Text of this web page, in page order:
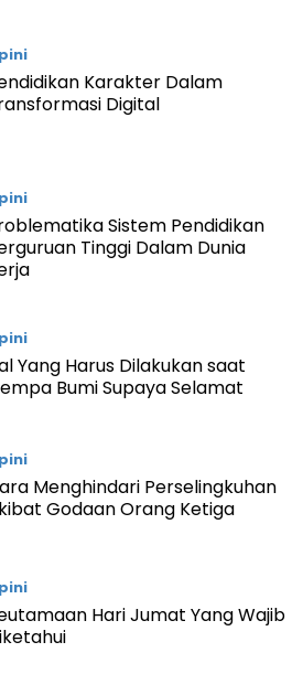
Karakter Dalam
Digital
Sistem Pendidikan
Tinggi Dalam Dunia
Yang Harus Dilakukan saat
Bumi Supaya Selamat
Menghindari Perselingkuhan
Godaan Orang Ketiga
Hari Jumat Yang Wajib